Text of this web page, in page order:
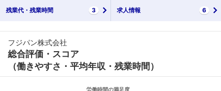
残業代・ 残業時間 3 求人情報 6
フジパン株式会社
総合評価・スコア
（働きやすさ・平均年収・残業時間）